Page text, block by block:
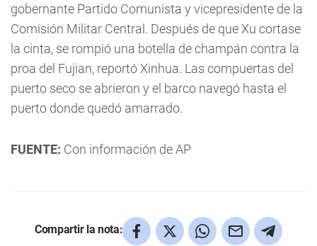
gobernante Partido Comunista y vicepresidente de la
Comisión Militar Central. Después de que Xu cortase
la cinta, se rompió una botella de champán contra la
proa del Fujian, reportó Xinhua. Las compuertas del
puerto seco se abrieron y el barco navegó hasta el
puerto donde quedó amarrado.
FUENTE: Con información de AP
Compartir la nota: